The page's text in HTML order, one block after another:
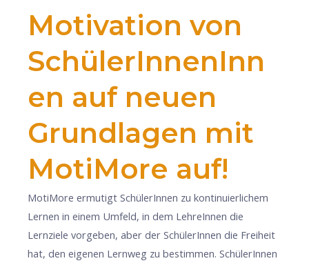
Motivation von
SchülerInnenInn
en auf neuen
Grundlagen mit
MotiMore auf!
MotiMore ermutigt SchülerInnen zu kontinuierlichem
Lernen in einem Umfeld, in dem LehreInnen die
Lernziele vorgeben, aber der SchülerInnen die Freiheit
hat, den eigenen Lernweg zu bestimmen. SchülerInnen